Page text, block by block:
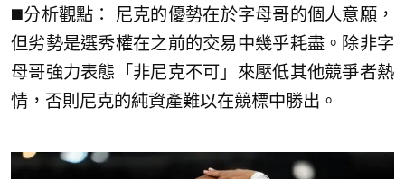
◼️分析觀點： 尼克的優勢在於字母哥的個人意願，
但劣勢是選秀權在之前的交易中幾乎耗盡。除非字
母哥強力表態「非尼克不可」來壓低其他競爭者熱
情，否則尼克的純資產難以在競標中勝出。